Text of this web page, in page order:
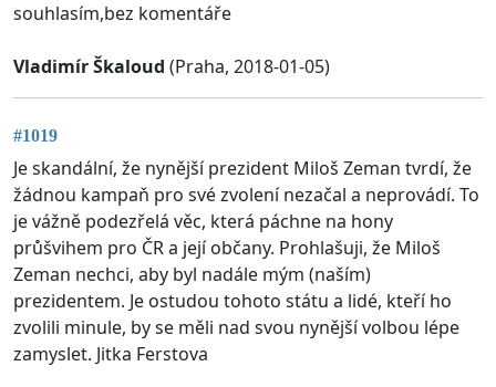
souhlasím,bez komentáře
Vladimír Škaloud (Praha, 2018-01-05)
#1019
Je skandální, že nynější prezident Miloš Zeman tvrdí, že
žádnou kampaň pro své zvolení nezačal a neprovádí. To
je vážně podezřelá věc, která páchne na hony
průšvihem pro ČR a její občany. Prohlašuji, že Miloš
Zeman nechci, aby byl nadále mým (naším)
prezidentem. Je ostudou tohoto státu a lidé, kteří ho
zvolili minule, by se měli nad svou nynější volbou lépe
zamyslet. Jitka Ferstova